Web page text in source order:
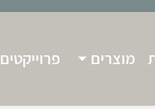
מוצרים פרוייקטים